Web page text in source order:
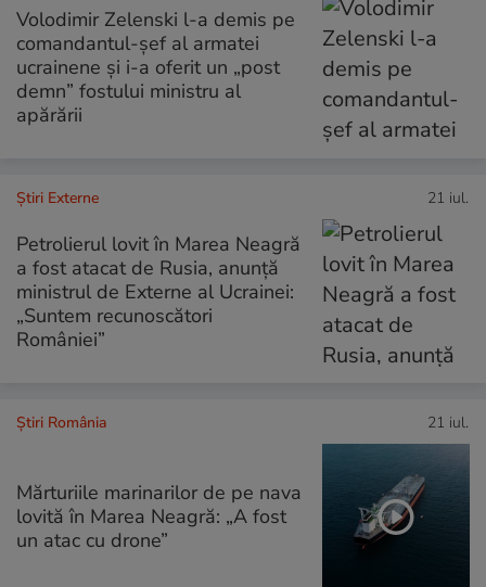
Volodimir Zelenski l-a demis pe
comandantul-șef al armatei
ucrainene și i-a oferit un „post
demn” fostului ministru al
apărării
Știri Externe 21 iul.
Petrolierul lovit în Marea Neagră
a fost atacat de Rusia, anunță
ministrul de Externe al Ucrainei:
„Suntem recunoscători
României”
Știri România 21 iul.
Mărturiile marinarilor de pe nava
lovită în Marea Neagră: „A fost
un atac cu drone”